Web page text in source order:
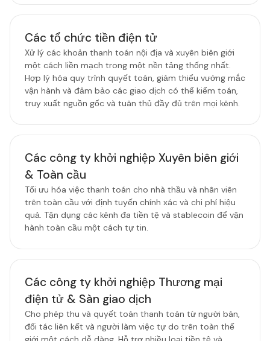
Các tổ chức tiền điện tử
Xử lý các khoản thanh toán nội địa và xuyên biên giới
một cách liền mạch trong một nền tảng thống nhất.
Hợp lý hóa quy trình quyết toán, giảm thiểu vướng mắc
vận hành và đảm bảo các giao dịch có thể kiểm toán,
truy xuất nguồn gốc và tuân thủ đầy đủ trên mọi kênh.
Các công ty khởi nghiệp Xuyên biên giới
& Toàn cầu
Tối ưu hóa việc thanh toán cho nhà thầu và nhân viên
trên toàn cầu với định tuyến chính xác và chi phí hiệu
quả. Tận dụng các kênh đa tiền tệ và stablecoin để vận
hành toàn cầu một cách tự tin.
Các công ty khởi nghiệp Thương mại
điện tử & Sàn giao dịch
Cho phép thu và quyết toán thanh toán từ người bán,
đối tác liên kết và người làm việc tự do trên toàn thế